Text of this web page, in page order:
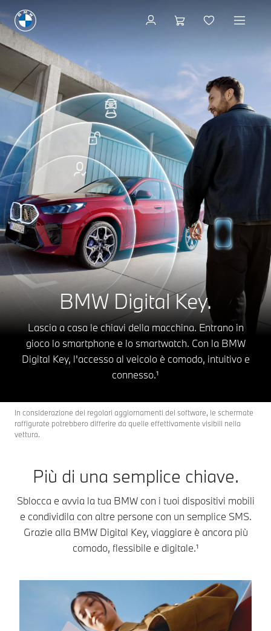
BMW Digital Key.
Lascia a casa le chiavi della macchina. Entrano in
gioco lo smartphone e lo smartwatch. Con la BMW
Digital Key, l'accesso al veicolo è comodo, intuitivo e
connesso.¹
In considerazione dei regolari aggiornamenti del software, le schermate
raffigurate potrebbero differire da quelle effettivamente visibili nella
vettura.
ConnectedDrive Store
Più di una semplice chiave.
Sblocca e avvia la tua BMW con i tuoi dispositivi mobili
e condividila con altre persone con un semplice SMS.
Grazie alla BMW Digital Key, viaggiare è ancora più
comodo, flessibile e digitale.¹